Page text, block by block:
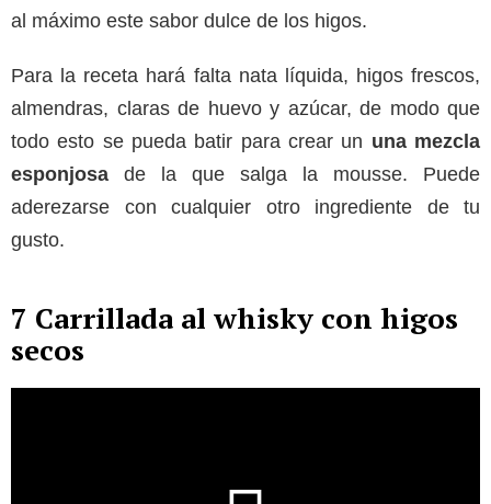
al máximo este sabor dulce de los higos.
Para la receta hará falta nata líquida, higos frescos,
almendras, claras de huevo y azúcar, de modo que
todo esto se pueda batir para crear un una mezcla
esponjosa de la que salga la mousse. Puede
aderezarse con cualquier otro ingrediente de tu
gusto.
7 Carrillada al whisky con higos
secos